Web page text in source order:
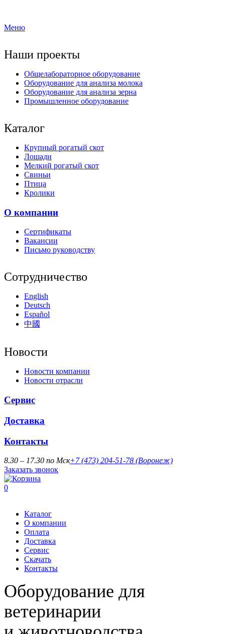
Меню
Наши проекты
Общелабораторное оборудование
Оборудование для анализа молока
Оборудование для анализа зерна
Промышленное оборудование
Каталог
Крупный рогатый скот
Лошади
Мелкий рогатый скот
Свиньи
Птица
Кролики
О компании
Сертификаты
Вакансии
Письмо руководству
Сотрудничество
English
Deutsch
Español
中國
Новости
Новости компании
Новости отрасли
Сервис
Доставка
Контакты
8.30 – 17.30 по Мск+7 (473) 204-51-78 (Воронеж)
Заказать звонок
0
Каталог
О компании
Оплата
Доставка
Сервис
Скачать
Контакты
Оборудование для
ветеринарии